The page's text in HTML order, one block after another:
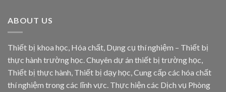
ABOUT US
Thiết bị khoa học, Hóa chất, Dụng cụ thí nghiệm – Thiết bị
thực hành trường học. Chuyên dự án thiết bị trường học,
Thiết bị thực hành, Thiết bị dạy học, Cung cấp các hóa chất
thí nghiệm trong các lĩnh vực. Thực hiện các Dịch vụ Phòng